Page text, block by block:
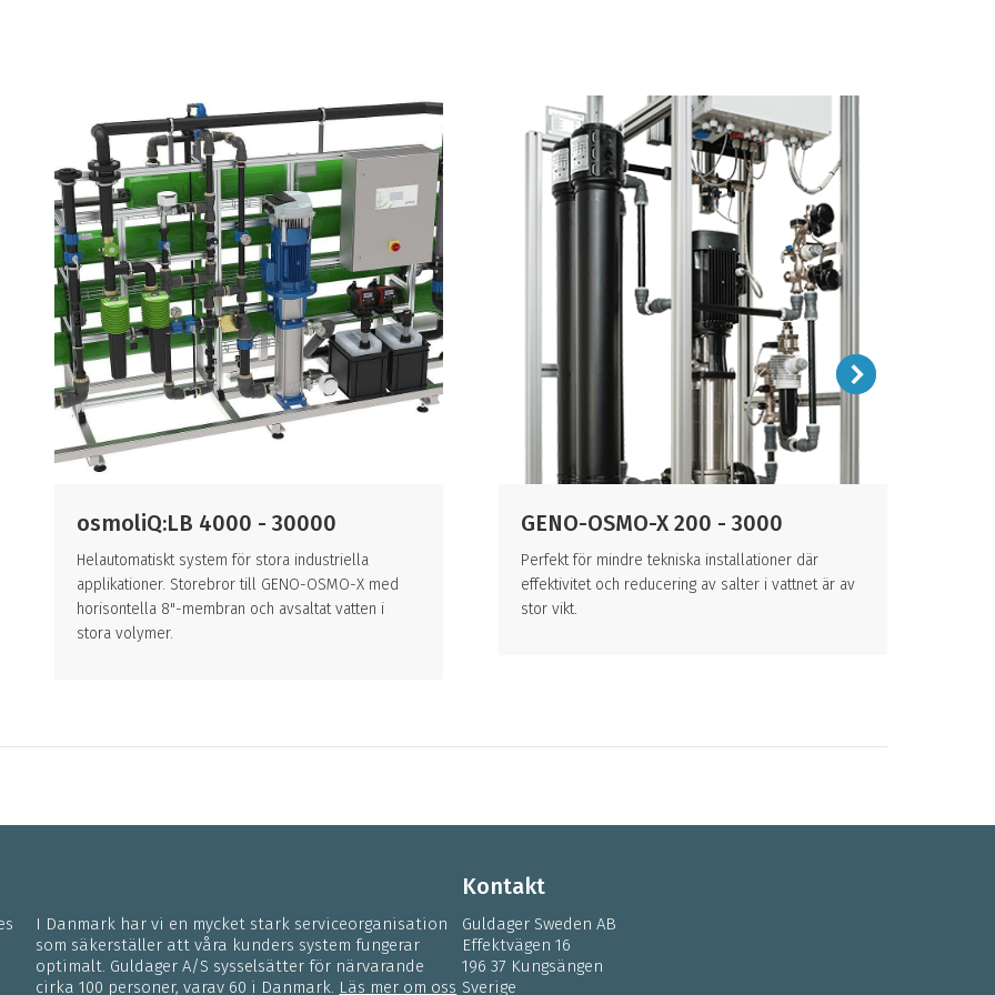
osmoliQ:LB 4000 - 30000
Helautomatiskt system för stora industriella
applikationer. Storebror till GENO-OSMO-X med
horisontella 8"-membran och avsaltat vatten i
stora volymer.
GENO-OSMO-X 200 - 3000
Perfekt för mindre tekniska installationer där
effektivitet och reducering av salter i vattnet är av
stor vikt.
I Danmark har vi en mycket stark serviceorganisation
som säkerställer att våra kunders system fungerar
optimalt. Guldager A/S sysselsätter för närvarande
cirka 100 personer, varav 60 i Danmark. Läs mer om oss
Kontakt
Guldager Sweden AB
Effektvägen 16
196 37 Kungsängen
Sverige